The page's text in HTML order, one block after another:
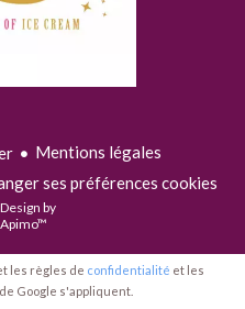
Mentions légales
ses préférences cookies
Design by
Apimo™
les règles de confidentialité et les
de Google s'appliquent.